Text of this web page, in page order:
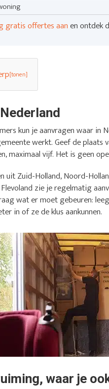
gratis offertes aanen ontdek
kun je aanvragen waar
werkt. Geef de plaats
maximaal vijf. Het is geen
uit Zuid-Holland, Noord-
Flevoland zie je regelmatig
wat er moet gebeuren:
in of ze de klus aankunnen.
waar je